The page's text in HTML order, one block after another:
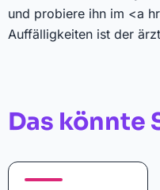
und probiere ihn im <a
Auffälligkeiten ist der
Das könnte